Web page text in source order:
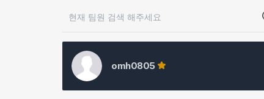
omh0805